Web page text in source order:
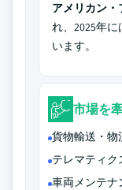
アメリカン
れ、2025年
います。
市場を
貨物輸送・物
テレマティ
車両メンテナ